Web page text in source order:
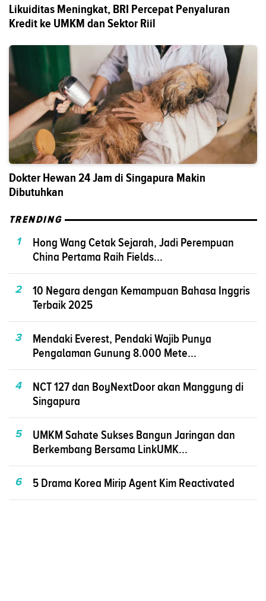
Likuiditas Meningkat, BRI Percepat Penyaluran
Kredit ke UMKM dan Sektor Riil
Dokter Hewan 24 Jam di Singapura Makin
Dibutuhkan
TRENDING
1
Hong Wang Cetak Sejarah, Jadi Perempuan
China Pertama Raih Fields...
2
10 Negara dengan Kemampuan Bahasa Inggris
Terbaik 2025
3
Mendaki Everest, Pendaki Wajib Punya
Pengalaman Gunung 8.000 Mete...
4
NCT 127 dan BoyNextDoor akan Manggung di
Singapura
5
UMKM Sahate Sukses Bangun Jaringan dan
Berkembang Bersama LinkUMK...
6 5 Drama Korea Mirip Agent Kim Reactivated